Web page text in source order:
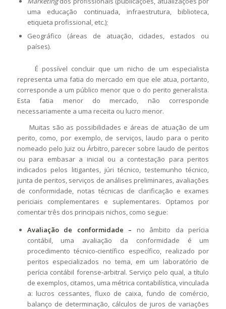
uma educação continuada, infraestrutura, biblioteca,
etiqueta profissional, etc.);
Geográfico (áreas de atuação, cidades, estados ou
países).
É possível concluir que um nicho de um especialista
representa uma fatia do mercado em que ele atua, portanto,
corresponde a um público menor que o do perito generalista.
Esta fatia menor do mercado, não corresponde
necessariamente a uma receita ou lucro menor.
Muitas são as possibilidades e áreas de atuação de um
perito, como, por exemplo, de serviços, laudo para o perito
nomeado pelo Juiz ou Árbitro, parecer sobre laudo de peritos
ou para embasar a inicial ou a contestação para peritos
indicados pelos litigantes, júri técnico, testemunho técnico,
junta de peritos, serviços de análises preliminares, avaliações
de conformidade, notas técnicas de clarificação e exames
periciais complementares e suplementares. Optamos por
comentar três dos principais nichos, como segue:
Avaliação de conformidade – no âmbito da perícia
contábil, uma avaliação da conformidade é um
procedimento técnico-científico específico, realizado por
peritos especializados no tema, em um laboratório de
perícia contábil forense-arbitral. Serviço pelo qual, a título
de exemplos, citamos, uma métrica contabilística, vinculada
a: lucros cessantes, fluxo de caixa, fundo de comércio,
balanço de determinação, cálculos de juros de variações